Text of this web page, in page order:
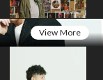
View More